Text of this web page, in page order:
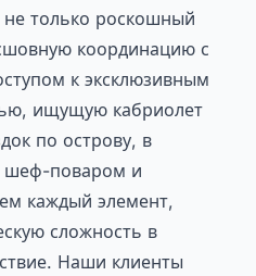
только роскошный
координацию с
к эксклюзивным
ищущую кабриолет
по острову, в
шеф-поваром и
каждый элемент,
сложность в
Наши клиенты